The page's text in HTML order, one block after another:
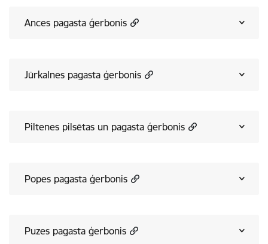
Ances pagasta ģerbonis
Jūrkalnes pagasta ģerbonis
Piltenes pilsētas un pagasta ģerbonis
Popes pagasta ģerbonis
Puzes pagasta ģerbonis